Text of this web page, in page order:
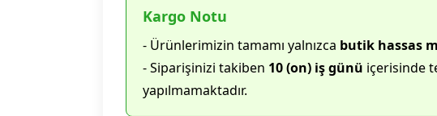
Kargo Notu
- Ürünlerimizin tamamı yalnızca butik hassas
- Siparişinizi takiben 10 (on) iş günü içerisinde
yapılmamaktadır.